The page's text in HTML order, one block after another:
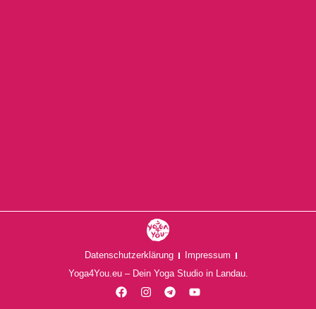
Datenschutzerklärung
Impressum
Yoga4You.eu – Dein Yoga Studio in Landau.